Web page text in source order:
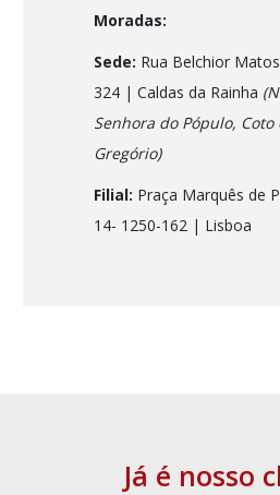
Moradas:
Sede: Rua Belchior
324 | Caldas da Rainha
Senhora do Pópulo, Coto
Gregório)
Filial: Praça Marquês de
14- 1250-162 | Lisboa
Já é nosso